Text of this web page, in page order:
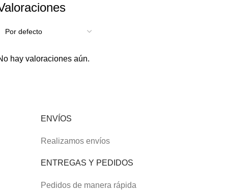
hay valoraciones aún.
ENVÍOS
Realizamos envíos
ENTREGAS Y PEDIDOS
Pedidos de manera rápida